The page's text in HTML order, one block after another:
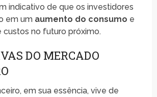
indicativo de que os investidores
em um aumento do consumo e
custos no futuro próximo.
DO MERCADO
em sua essência, vive de